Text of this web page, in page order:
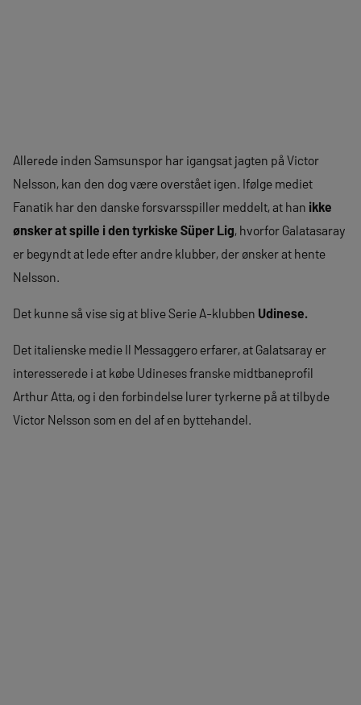
Allerede inden Samsunspor har igangsat jagten på Victor
Nelsson, kan den dog være overstået igen. Ifølge mediet
Fanatik har den danske forsvarsspiller meddelt, at han ikke
ønsker at spille i den tyrkiske Süper Lig, hvorfor Galatasaray
er begyndt at lede efter andre klubber, der ønsker at hente
Nelsson.
Det kunne så vise sig at blive Serie A-klubben Udinese.
Det italienske medie Il Messaggero erfarer, at Galatsaray er
interesserede i at købe Udineses franske midtbaneprofil
Arthur Atta, og i den forbindelse lurer tyrkerne på at tilbyde
Victor Nelsson som en del af en byttehandel.